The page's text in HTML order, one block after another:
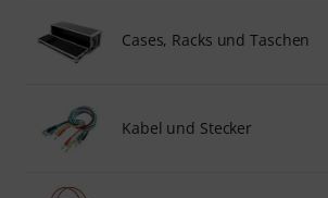
Cases, Racks und Taschen
Kabel und Stecker